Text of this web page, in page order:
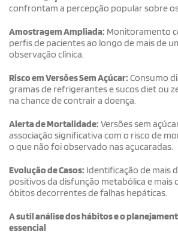
confrontam a percepção popular sobre
Amostragem Ampliada: Monitoramento
perfis de pacientes ao longo de mais de
observação clínica.
Risco em Versões Sem Açúcar: Consumo
gramas de refrigerantes e sucos diet ou
na chance de contrair a doença.
Alerta de Mortalidade: Versões sem
associação significativa com o risco de
o que não foi observado nas açucaradas.
Evolução de Casos: Identificação de mais
positivos da disfunção metabólica e mais
óbitos decorrentes de falhas hepáticas.
A sutil análise dos hábitos e o
essencial